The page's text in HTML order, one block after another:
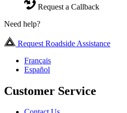
Request a Callback
Need help?
Request Roadside Assistance
Français
Español
Customer Service